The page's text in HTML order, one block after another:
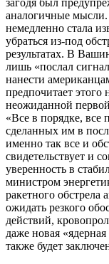
аналогичные
немедленно стала
убраться из-под
результатах. В
лишь «послал
нанести
предпочитает этого
неожиданной
«Все в порядке, все
сделанных им в
именно так все и
свидетельствует и
уверенность в
министром
ракетного обстрела
ожидать резкого
действий,
даже новая
также будет